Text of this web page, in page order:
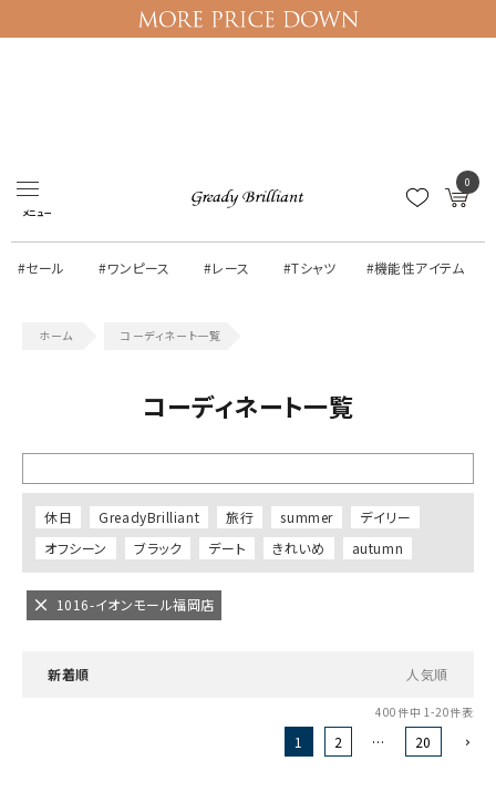
メニュー
0
マイページ
#セール #ワンピース #レース #Tシャツ #機能性アイテム
コーディネート一覧
コーディネート一覧
休日 GreadyBrilliant 旅行 summer
デイリー
オフシーン
ブラック デート きれいめ autumn
1016-イオンモール福岡店
新着順 人気順
400 件中 1-20件表示
1 2 … 20